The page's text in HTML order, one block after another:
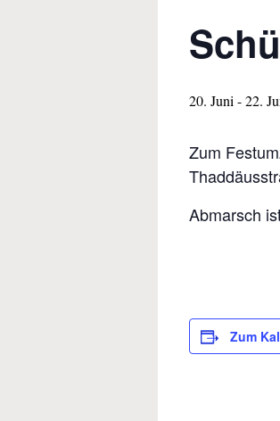
20. Juni -22.
Zum
Abmarsch
Zum